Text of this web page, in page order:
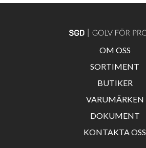
OM OSS
SORTIMENT
BUTIKER
VARUMÄRKEN
DOKUMENT
KONTAKTA OSS